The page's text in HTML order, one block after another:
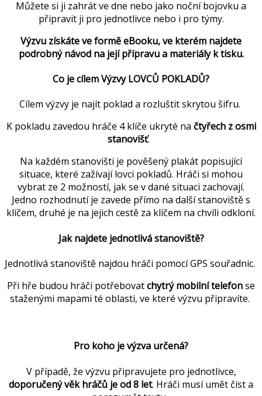
Můžete si ji zahrát ve dne nebo jako noční bojovku a
připravit ji pro jednotlivce nebo i pro týmy.
Výzvu získáte ve formě eBooku, ve kterém najdete
podrobný návod na její přípravu a materiály k tisku.
Co je cílem Výzvy LOVCŮ POKLADŮ?
Cílem výzvy je najít poklad a rozluštit skrytou šifru.
K pokladu zavedou hráče 4 klíče ukryté na čtyřech z osmi
stanovišť.
Na každém stanovišti je pověšený plakát popisující
situace, které zažívají lovci pokladů. Hráči si mohou
vybrat ze 2 možností, jak se v dané situaci zachovají.
Jedno rozhodnutí je zavede přímo na další stanoviště s
klíčem, druhé je na jejich cestě za klíčem na chvíli odkloní.
Jak najdete jednotlivá stanoviště?
Jednotlivá stanoviště najdou hráči pomocí GPS souřadnic.
Při hře budou hráči potřebovatchytrý mobilní telefonse
staženými mapami té oblasti, ve které výzvu připravíte.
Pro koho je výzva určená?
V případě, že výzvu připravujete pro jednotlivce,
doporučený věk hráčů je od 8 let. Hráči musí umět číst a